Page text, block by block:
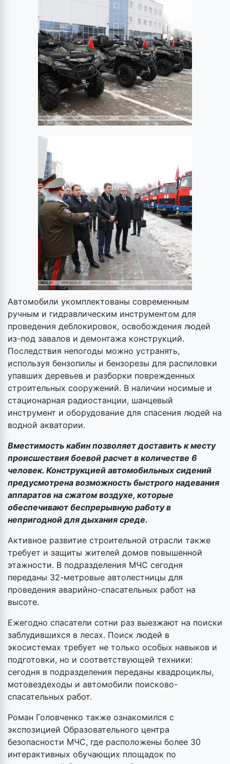
Автомобили укомплектованы современным
ручным и гидравлическим инструментом для
проведения деблокировок, освобождения людей
из-под завалов и демонтажа конструкций.
Последствия непогоды можно устранять,
используя бензопилы и бензорезы для распиловки
упавших деревьев и разборки поврежденных
строительных сооружений. В наличии носимые и
стационарная радиостанции, шанцевый
инструмент и оборудование для спасения людей на
водной акватории.
Вместимость кабин позволяет доставить к месту
происшествия боевой расчет в количестве 6
человек. Конструкцией автомобильных сидений
предусмотрена возможность быстрого надевания
аппаратов на сжатом воздухе, которые
обеспечивают беспрерывную работу в
непригодной для дыхания среде.
Активное развитие строительной отрасли также
требует и защиты жителей домов повышенной
этажности. В подразделения МЧС сегодня
переданы 32-метровые автолестницы для
проведения аварийно-спасательных работ на
высоте.
Ежегодно спасатели сотни раз выезжают на поиски
заблудившихся в лесах. Поиск людей в
экосистемах требует не только особых навыков и
подготовки, но и соответствующей техники:
сегодня в подразделения переданы квадроциклы,
мотовездеходы и автомобили поисково-
спасательных работ.
Роман Головченко также ознакомился с
экспозицией Образовательного центра
безопасности МЧС, где расположены более 30
интерактивных обучающих площадок по